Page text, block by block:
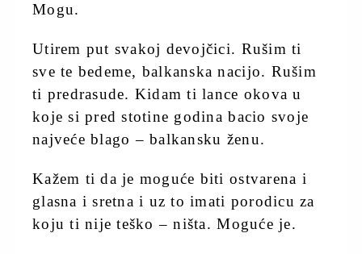
Mogu.
Utirem put svakoj devojčici. Rušim ti
sve te bedeme, balkanska nacijo. Rušim
ti predrasude. Kidam ti lance okova u
koje si pred stotine godina bacio svoje
najveće blago – balkansku ženu.
Kažem ti da je moguće biti ostvarena i
glasna i sretna i uz to imati porodicu za
koju ti nije teško – ništa. Moguće je.